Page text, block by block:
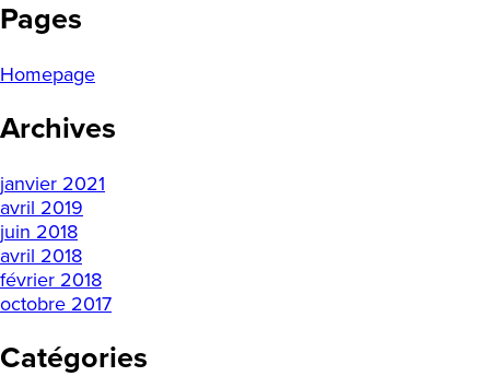
Pages
Homepage
Archives
janvier 2021
avril 2019
juin 2018
avril 2018
février 2018
octobre 2017
Catégories